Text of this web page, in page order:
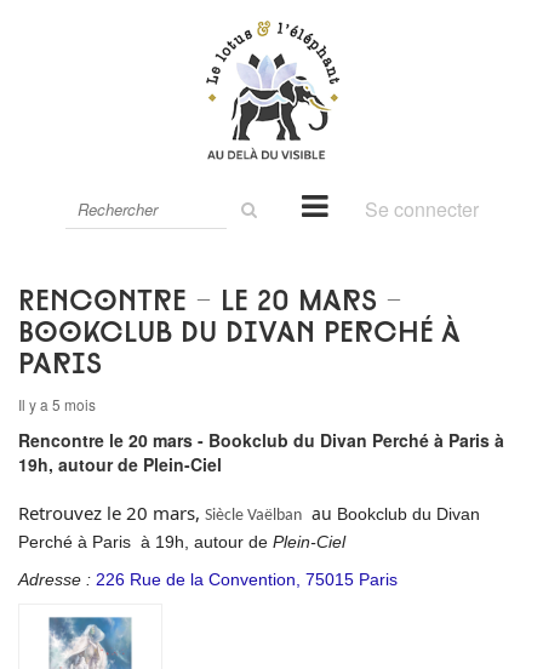
le
Se connecter
Rencontre - le 20 mars -
Bookclub du Divan Perché à
Paris
Il y a 5 mois
Rencontre le 20 mars - Bookclub du Divan Perché à Paris à
19h, autour de Plein-Ciel
Retrouvez le 20 mars, Siècle Vaëlban au Bookclub du Divan
Perché à Paris à 19h, autour de Plein-Ciel
Adresse : 226 Rue de la Convention, 75015 Paris